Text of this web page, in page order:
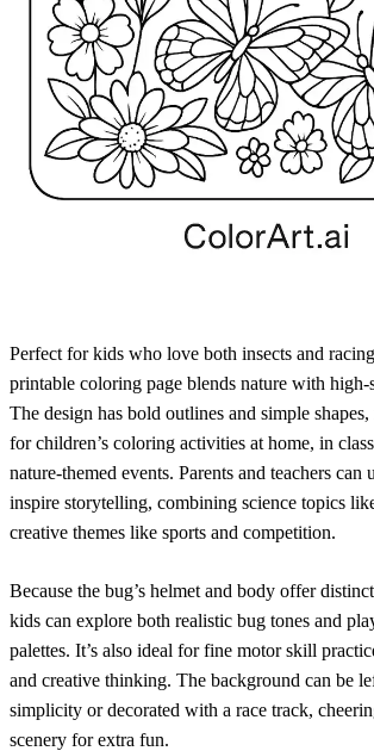
Perfect for kids who love both insects and
printable coloring page blends nature with high-
The design has bold outlines and simple
for children’s coloring activities at home, in
nature-themed events. Parents and teachers can
inspire storytelling, combining science topics
creative themes like sports and competition.
Because the bug’s helmet and body offer
kids can explore both realistic bug tones and
palettes. It’s also ideal for fine motor skill
and creative thinking. The background can be
simplicity or decorated with a race track,
scenery for extra fun.